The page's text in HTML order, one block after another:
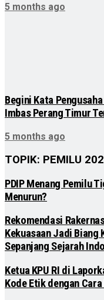
5 months ago
Begini Kata
Imbas Perang Timur
5 months ago
TOPIK: PEMILU
PDIP Menang Pemilu
Menurun?
Rekomendasi
Kekuasaan Jadi Biang
Sepanjang Sejarah
Ketua KPU RI di
Kode Etik dengan